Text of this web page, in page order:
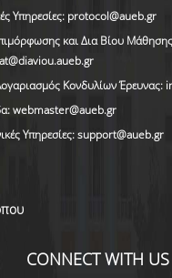
Υπηρεσίες: protocol@aueb.gr
και Δια Βίου
Κονδυλίων Έρευνας:
webmaster@aueb.gr
Υπηρεσίες: support@aueb.gr
CONNECT WITH US